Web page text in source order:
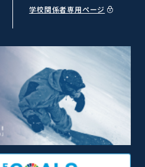
学校関係者専用ページ